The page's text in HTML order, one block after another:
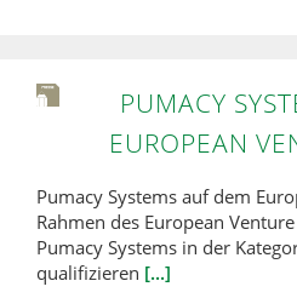
PUMACY
EUROPEAN
Pumacy Systems auf dem
Rahmen des European
Pumacy Systems in der
qualifizieren [...]